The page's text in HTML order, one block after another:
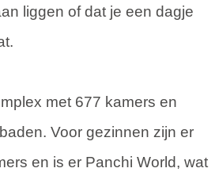
liggen of dat je een dagje
met 677 kamers en
Voor gezinnen zijn er
en is er Panchi World, wat